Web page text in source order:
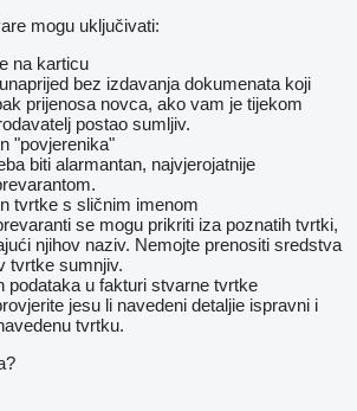
mogu uključivati:
na karticu
bez izdavanja dokumenata koji
prijenosa novca, ako vam je tijekom
postao sumljiv.
"povjerenika"
biti alarmantan, najvjerojatnije
tvrtke s sličnim imenom
se mogu prikriti iza poznatih tvrtki,
njihov naziv. Nemojte prenositi sredstva
tvrtke sumnjiv.
podataka u fakturi stvarne tvrtke
jesu li navedeni detaljie ispravni i
tvrtku.